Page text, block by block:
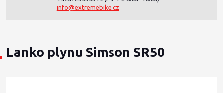
info@extremebike.cz
Lanko plynu Simson SR50